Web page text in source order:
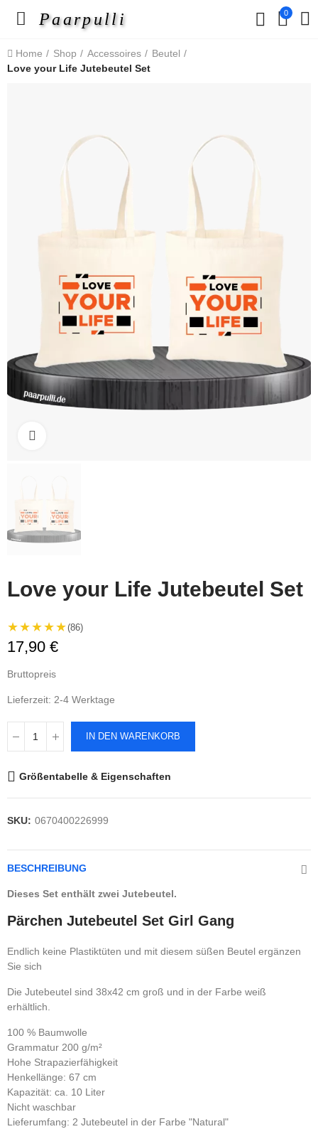
Paarpulli 0
Home Shop Accessoires
Beutel
Love your Life Jutebeutel Set
Love your Life Jutebeutel Set
★★★★★(86)
17,90 €
Bruttopreis
Lieferzeit: 2-4 Werktage
IN DEN WARENKORB
Größentabelle & Eigenschaften
SKU: 0670400226999
BESCHREIBUNG
Dieses Set enthält zwei Jutebeutel.
Pärchen Jutebeutel Set Girl Gang
Endlich keine Plastiktüten und mit diesem süßen Beutel ergänzen
Sie sich
Die Jutebeutel sind 38x42 cm groß und in der Farbe weiß
erhältlich.
100 % Baumwolle
Grammatur 200 g/m²
Hohe Strapazierfähigkeit
Henkellänge: 67 cm
Kapazität: ca. 10 Liter
Nicht waschbar
Lieferumfang: 2 Jutebeutel in der Farbe "Natural"